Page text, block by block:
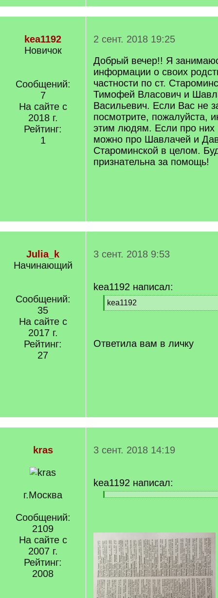
kea1192
Новичок
Сообщений:
7
На сайте с
2018 г.
Рейтинг:
1
2 сент. 2018 19:25
Добрый вечер!! Я
информации о своих
частности по ст.
Тимофей Власович и
Васильевич. Если Вас не
посмотрите, пожалуйста,
этим людям. Если про них
можно про Шавлачей и
Староминской в целом.
признательна за помощь!
Julia_k
Начинающий
Сообщений:
35
На сайте с
2017 г.
Рейтинг:
27
3 сент. 2018 9:53
kea1192 написал:
[
q
kea1192
[
Ответила вам в личку
kras
г.Москва
Сообщений:
2109
На сайте с
2007 г.
Рейтинг:
2008
3 сент. 2018 14:19
kea1192 написал:
[[